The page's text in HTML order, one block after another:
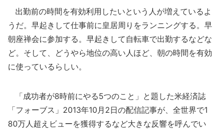
出勤前の時間を有効利用したいという人が増えているよ
うだ。早起きして仕事前に皇居周りをランニングする。早
朝座禅会に参加する。早起きして自転車で出勤するなどな
ど。そして、どうやら地位の高い人ほど、朝の時間を有効
に使っているらしい。
「成功者が8時前にやる5つのこと」と題した米経済誌
「フォーブス」2013年10月2日の配信記事が、全世界で1
80万人超えビューを獲得するなど大きな反響を呼んでい